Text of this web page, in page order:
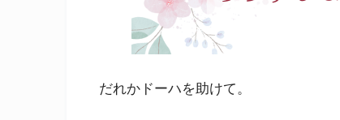
だれかドーハを助けて。